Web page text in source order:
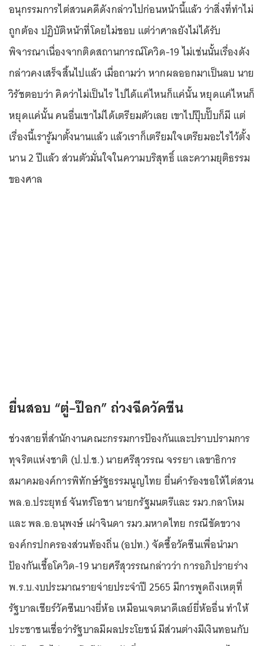
อนุกรรมการไต่สวนคดีดังกล่าวไปก่อนหน้านี้แล้ว ว่าสิ่งที่ทำไม่
ถูกต้อง ปฏิบัติหน้าที่โดยไม่ชอบ แต่ว่าศาลยังไม่ได้รับ
พิจารณาเนื่องจากติดสถานการณ์โควิด-19 ไม่เช่นนั้นเรื่องดัง
กล่าวคงเสร็จสิ้นไปแล้ว เมื่อถามว่า หากผลออกมาเป็นลบ นาย
วิรัชตอบว่า คิดว่าไม่เป็นไร ไปได้แค่ไหนก็แค่นั้น หยุดแค่ไหนก็
หยุดแค่นั้น คนอื่นเขาไม่ได้เตรียมตัวเลย เขาไปปุ๊บปั๊บก็มี แต่
เรื่องนี้เรารู้มาตั้งนานแล้ว แล้วเราก็เตรียมใจเตรียมอะไรไว้ตั้ง
นาน 2 ปีแล้ว ส่วนตัวมั่นใจในความบริสุทธิ์ และความยุติธรรม
ของศาล
ยื่นสอบ “ตู่–ป๊อก” ถ่วงฉีดวัคซีน
ช่วงสายที่สำนักงานคณะกรรมการป้องกันและปราบปรามการ
ทุจริตแห่งชาติ (ป.ป.ช.) นายศรีสุวรรณ จรรยา เลขาธิการ
สมาคมองค์การพิทักษ์รัฐธรรมนูญไทย ยื่นคำร้องขอให้ไต่สวน
พล.อ.ประยุทธ์ จันทร์โอชา นายกรัฐมนตรีและ รมว.กลาโหม
และ พล.อ.อนุพงษ์ เผ่าจินดา รมว.มหาดไทย กรณีขัดขวาง
องค์กรปกครองส่วนท้องถิ่น (อปท.) จัดซื้อวัคซีนเพื่อนำมา
ป้องกันเชื้อโควิด-19 นายศรีสุวรรณกล่าวว่า การอภิปรายร่าง
พ.ร.บ.งบประมาณรายจ่ายประจำปี 2565 มีการพูดถึงเหตุที่
รัฐบาลเชียร์วัคซีนบางยี่ห้อ เหมือนเจตนาดีเลย์ยี่ห้ออื่น ทำให้
ประชาชนเชื่อว่ารัฐบาลมีผลประโยชน์ มีส่วนต่างมีเงินทอนกับ